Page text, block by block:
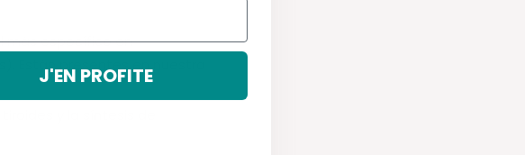
más específico en
Están presentes en nuestra
y la síntesis de
J'EN PROFITE